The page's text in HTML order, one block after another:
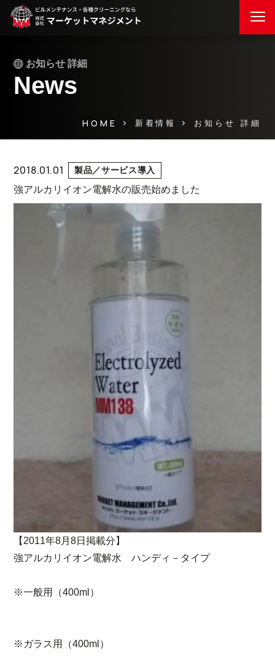
お知らせ 詳細
News
HOME 新着情報 お知らせ 詳細
2018.01.01 製品／サービス導入
強アルカリイオン電解水の販売始めました
【2011年8月8日掲載分】
強アルカリイオン電解水 ハンディ－タイプ
※一般用（400ml）
※ガラス用（400ml）